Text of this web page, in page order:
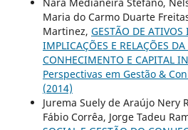
Maria do Carmo Duarte
Martinez, GESTÃO DE
IMPLICAÇÕES E RELAÇÕES
CONHECIMENTO E CAPITAL
Perspectivas em Gestão &
(2014)
Jurema Suely de Araújo Nery
Fábio Corrêa, Jorge Tadeu